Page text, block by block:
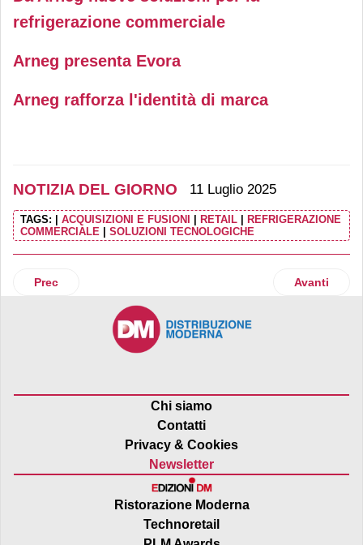
refrigerazione commerciale
Arneg presenta Evora
Arneg rafforza l'identità di marca
NOTIZIA DEL GIORNO 11 Luglio 2025
TAGS: | ACQUISIZIONI E FUSIONI | RETAIL | REFRIGERAZIONE
COMMERCIALE | SOLUZIONI TECNOLOGICHE
Articolo precedente: Ferrara (Ferrero) fa acquisti in Europa
Prec Articolo
Avanti
Chi siamo
Contatti
Privacy & Cookies
Newsletter
Ristorazione Moderna
Technoretail